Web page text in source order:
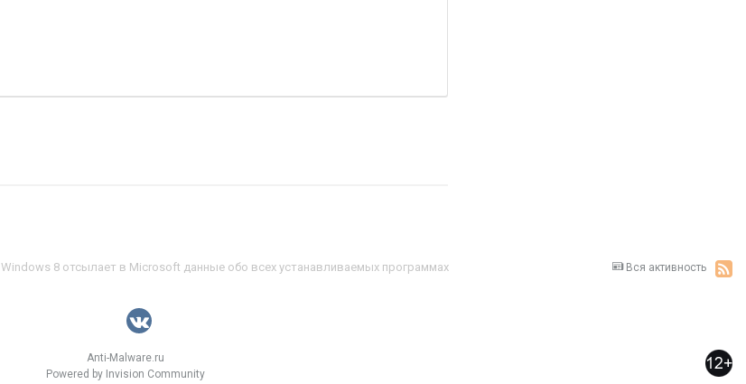
Вся активность
Windows 8 отсылает в Microsoft данные обо всех устанавливаемых программах
Anti-Malware.ru
Powered by Invision Community